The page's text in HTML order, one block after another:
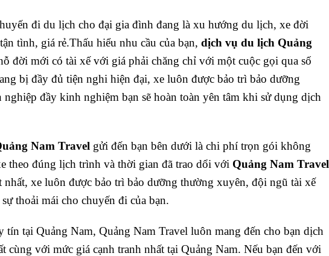
đi du lịch cho đại gia đình đang là xu hướng du lịch, xe đời
tình, giá rẻ.Thấu hiểu nhu cầu của bạn, dịch vụ du lịch Quảng
đời mới có tài xế với giá phải chăng chỉ với một cuộc gọi qua số
bị đầy đủ tiện nghi hiện đại, xe luôn được bảo trì bảo dưỡng
đầy kinh nghiệm bạn sẽ hoàn toàn yên tâm khi sử dụng dịch
Nam Travel gửi đến bạn bên dưới là chi phí trọn gói không
theo đúng lịch trình và thời gian đã trao dổi với Quảng Nam Travel
xe luôn được bảo trì bảo dưỡng thường xuyên, đội ngũ tài xế
thoải mái cho chuyến đi của bạn.
tại Quảng Nam, Quảng Nam Travel luôn mang đến cho bạn dịch
cùng với mức giá cạnh tranh nhất tại Quảng Nam. Nếu bạn đến với